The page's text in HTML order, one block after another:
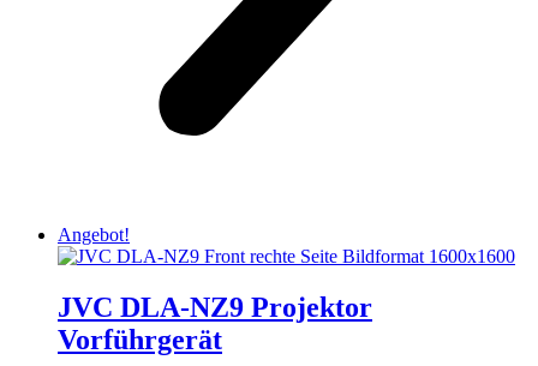
Angebot!
JVC DLA-NZ9 Projektor
Vorführgerät